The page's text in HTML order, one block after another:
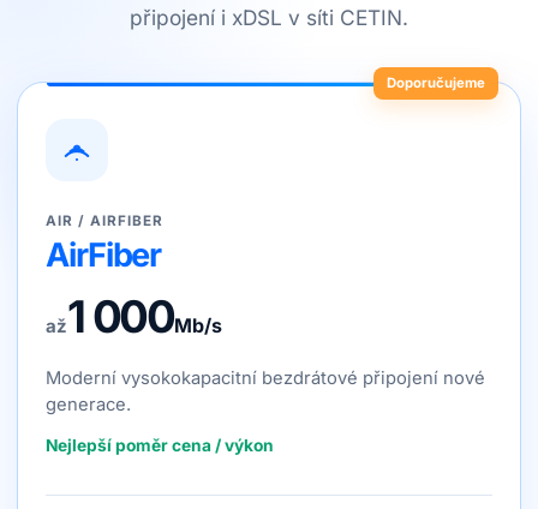
připojení i xDSL v síti CETIN.
Doporučujeme
AIR / AIRFIBER
AirFiber
až1 000Mb/s
Moderní vysokokapacitní bezdrátové připojení nové
generace.
Nejlepší poměr cena / výkon